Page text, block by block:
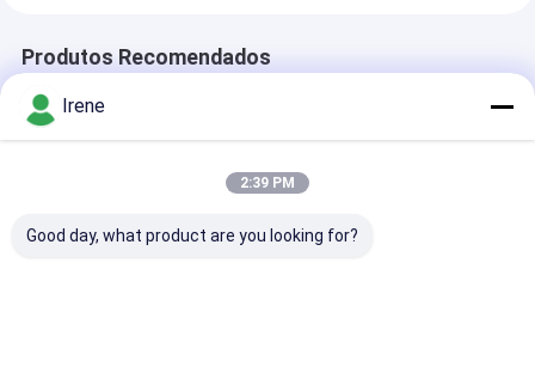
Produtos Recomendados
Irene
2:39 PM
Good day, what product are you looking for?